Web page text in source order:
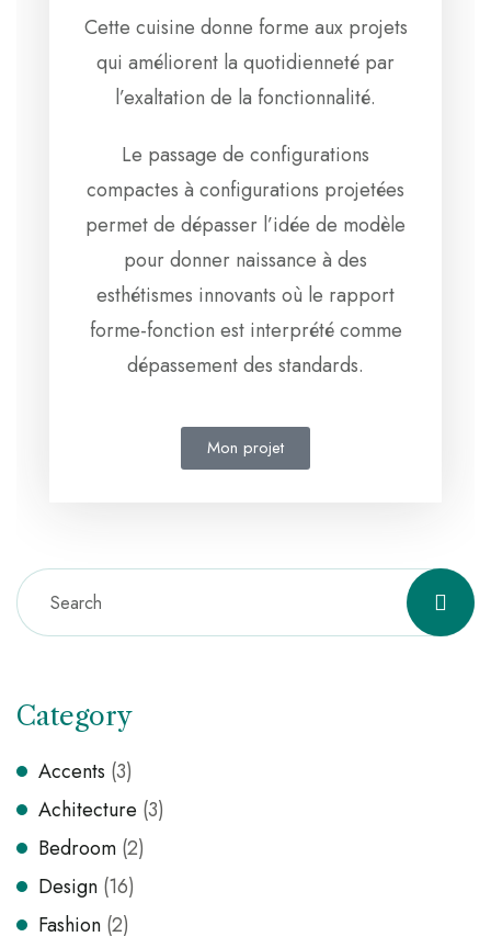
Cette cuisine donne forme aux projets
qui améliorent la quotidienneté par
l’exaltation de la fonctionnalité.
Le passage de configurations
compactes à configurations projetées
permet de dépasser l’idée de modèle
pour donner naissance à des
esthétismes innovants où le rapport
forme-fonction est interprété comme
dépassement des standards.
Mon projet
Category
Accents (3)
Achitecture (3)
Bedroom (2)
Design (16)
Fashion (2)